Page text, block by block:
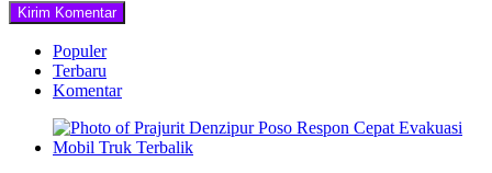
Populer
Terbaru
Komentar